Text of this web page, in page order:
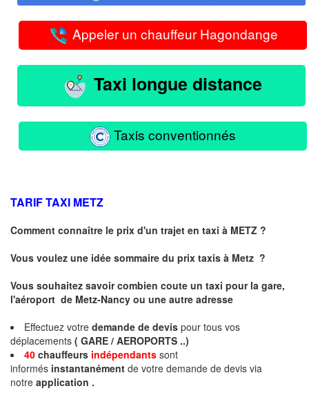
Appeler un chauffeur Hagondange
Taxi longue distance
Taxis conventionnés
TARIF TAXI METZ
Comment connaître le prix d'un trajet en taxi à METZ ?
Vous voulez une idée sommaire du prix taxis à Metz ?
Vous souhaitez savoir combien coute un taxi pour la gare,
l'aéroport de Metz-Nancy ou une autre adresse
Effectuez votre demande de devis pour tous vos
déplacements ( GARE / AEROPORTS ..)
40 chauffeurs indépendants sont
informés instantanément de votre demande de devis via
notre application .